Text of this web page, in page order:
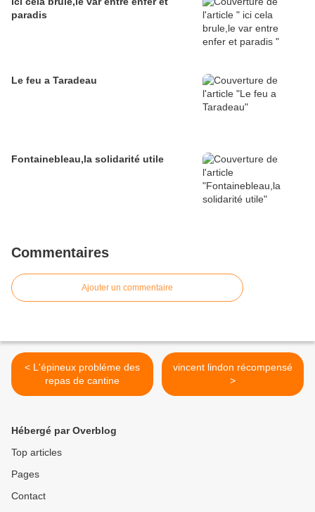
paradis
Le feu a Taradeau
Fontainebleau,la solidarité utile
Commentaires
Ajouter un commentaire
< L'épineux probléme des
repas de cantine
vincent lindon récompensé
>
Hébergé par Overblog
Top articles
Pages
Contact